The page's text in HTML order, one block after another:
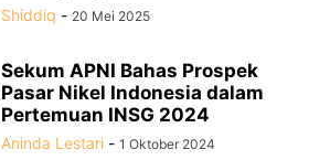
Shiddiq - 20 Mei 2025
Sekum APNI Bahas Prospek
Pasar Nikel Indonesia dalam
Pertemuan INSG 2024
Aninda Lestari - 1 Oktober 2024